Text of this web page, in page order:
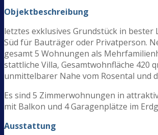
Objektbeschreibung
letztes exklusives Grundstück in bester
Süd für Bauträger oder Privatperson.
gesamt 5 Wohnungen als
stattliche Villa, Gesamtwohnfläche 420
unmittelbarer Nahe vom Rosental und
Es sind 5 Zimmerwohnungen in
mit Balkon und 4 Garagenplätze im
Ausstattung